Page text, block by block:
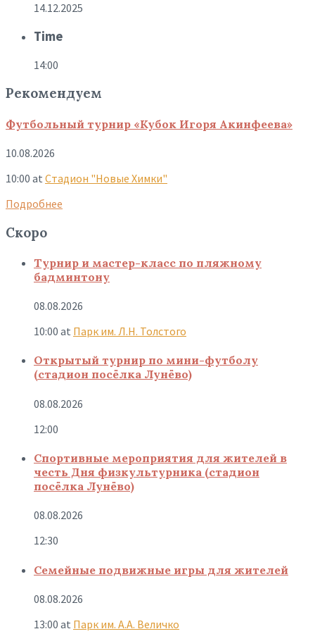
14.12.2025
Time
14:00
Рекомендуем
Футбольный турнир «Кубок Игоря Акинфеева»
10.08.2026
10:00 at Стадион "Новые Химки"
Подробнее
Скоро
Турнир и мастер-класс по пляжному
бадминтону
08.08.2026
10:00 at Парк им. Л.Н. Толстого
Открытый турнир по мини-футболу
(стадион посёлка Лунёво)
08.08.2026
12:00
Спортивные мероприятия для жителей в
честь Дня физкультурника (стадион
посёлка Лунёво)
08.08.2026
12:30
Семейные подвижные игры для жителей
08.08.2026
13:00 at Парк им. А.А. Величко